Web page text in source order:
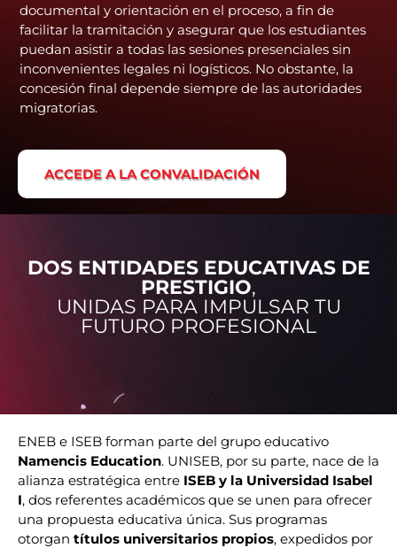
documental y orientación en el proceso, a fin de
facilitar la tramitación y asegurar que los estudiantes
puedan asistir a todas las sesiones presenciales sin
inconvenientes legales ni logísticos. No obstante, la
concesión final depende siempre de las autoridades
migratorias.
ACCEDE A LA CONVALIDACIÓN
DOS ENTIDADES EDUCATIVAS DE
PRESTIGIO,
UNIDAS PARA IMPULSAR TU
FUTURO PROFESIONAL
ENEB e ISEB forman parte del grupo educativo
Namencis Education. UNISEB, por su parte, nace de la
alianza estratégica entre ISEB y la Universidad Isabel
I, dos referentes académicos que se unen para ofrecer
una propuesta educativa única. Sus programas
otorgan títulos universitarios propios, expedidos por